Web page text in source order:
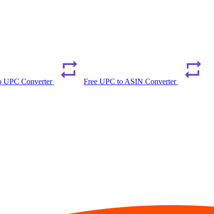
UPC Converter
Free UPC to ASIN Converter